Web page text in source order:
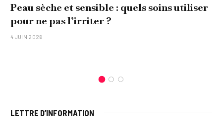
Peau sèche et sensible : quels soins utiliser
pour ne pas l’irriter ?
4 JUIN 2026
LETTRE D’INFORMATION